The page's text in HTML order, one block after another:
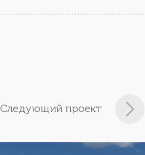
Следующий проект